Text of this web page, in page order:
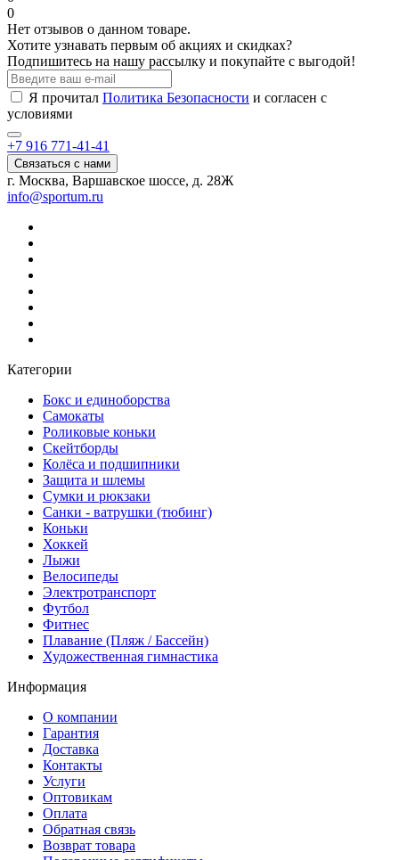
0
Нет отзывов о данном товаре.
Хотите узнавать первым об акциях и скидках?
Подпишитесь на нашу рассылку и покупайте с выгодой!
Я прочитал Политика Безопасности и согласен с
условиями
+7 916 771-41-41
Связаться с нами
г. Москва, Варшавское шоссе, д. 28Ж
info@sportum.ru
Категории
Бокс и единоборства
Самокаты
Роликовые коньки
Скейтборды
Колёса и подшипники
Защита и шлемы
Сумки и рюкзаки
Санки - ватрушки (тюбинг)
Коньки
Хоккей
Лыжи
Велосипеды
Электротранспорт
Футбол
Фитнес
Плавание (Пляж / Бассейн)
Художественная гимнастика
Информация
О компании
Гарантия
Доставка
Контакты
Услуги
Оптовикам
Оплата
Обратная связь
Возврат товара